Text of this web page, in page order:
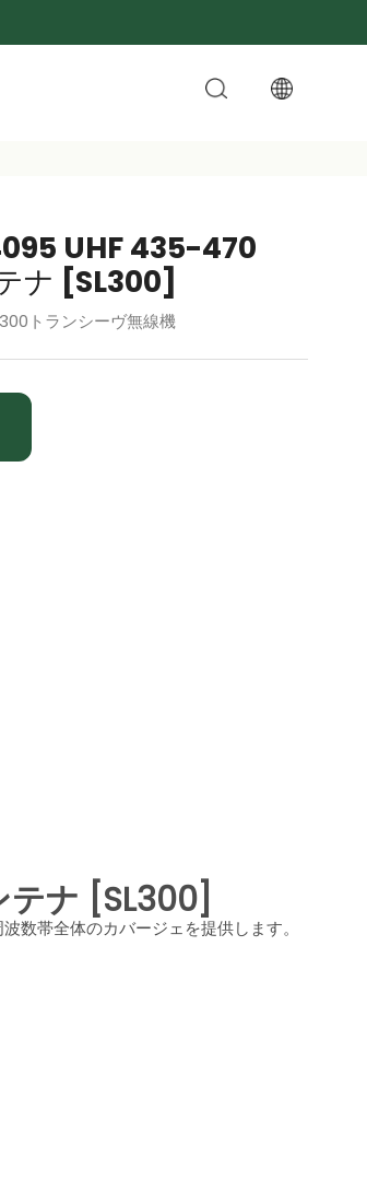
UHF 435-470
ナ [SL300]
トランシーヴ無線機
ナ [SL300]
数帯全体のカバージェを提供します。